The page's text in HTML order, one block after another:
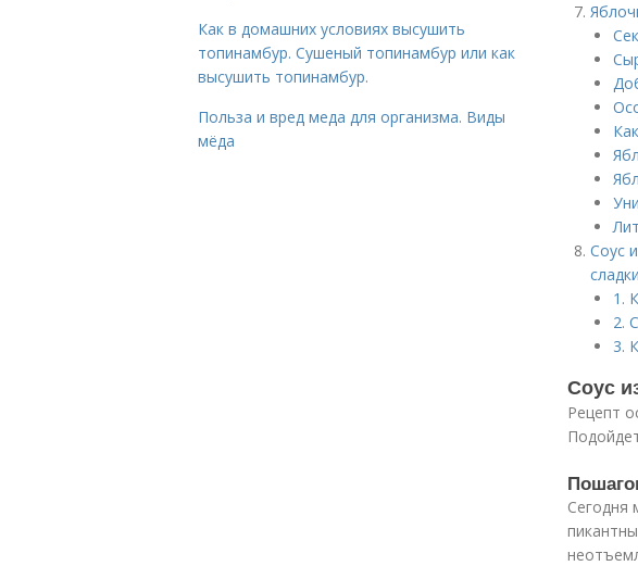
Соус
1.
2.
3.
Соус
Рецепт
Сегодня
Как в домашних условиях высушить
топинамбур. Сушеный топинамбур или как
высушить топинамбур.
Польза и вред меда для организма. Виды
мёда